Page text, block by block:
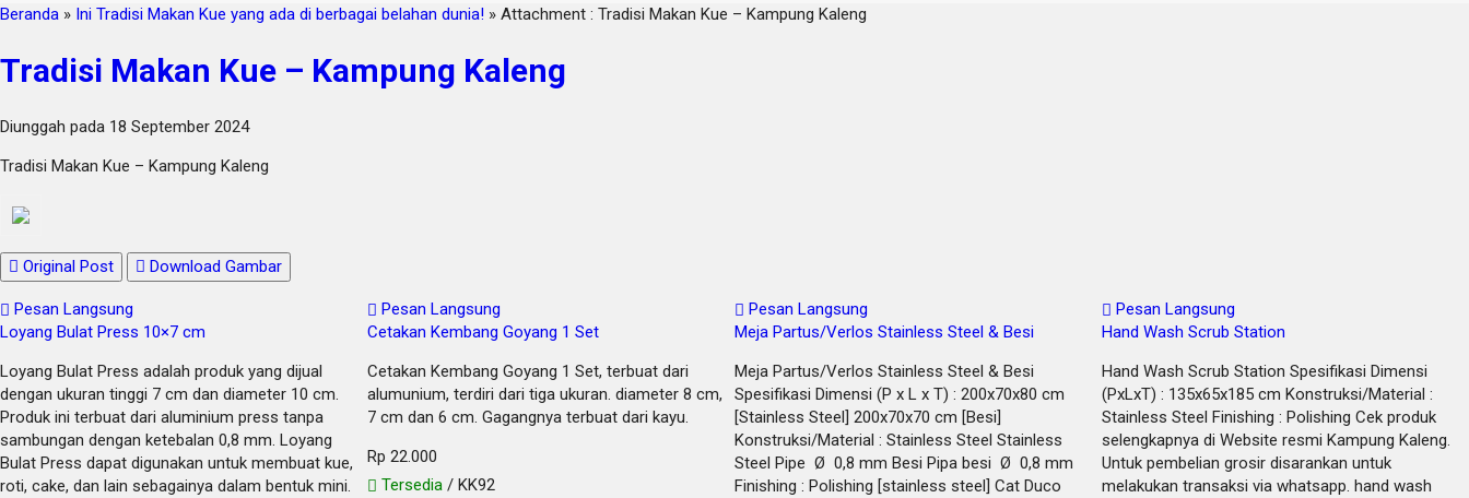
Beranda » Ini Tradisi Makan Kue yang ada di berbagai belahan dunia! » Attachment : Tradisi Makan Kue – Kampung Kaleng
Tradisi Makan Kue – Kampung Kaleng
Diunggah pada 18 September 2024
Tradisi Makan Kue – Kampung Kaleng
Original Post Download Gambar
Pesan Langsung
Loyang Bulat Press 10×7 cm
Loyang Bulat Press adalah produk yang dijual
dengan ukuran tinggi 7 cm dan diameter 10 cm.
Produk ini terbuat dari aluminium press tanpa
sambungan dengan ketebalan 0,8 mm. Loyang
Bulat Press dapat digunakan untuk membuat kue,
roti, cake, dan lain sebagainya dalam bentuk mini.
Pesan Langsung
Cetakan Kembang Goyang 1 Set
Cetakan Kembang Goyang 1 Set, terbuat dari
alumunium, terdiri dari tiga ukuran. diameter 8 cm,
7 cm dan 6 cm. Gagangnya terbuat dari kayu.
Rp 22.000
Tersedia / KK92
Pesan Langsung
Meja Partus/Verlos Stainless Steel & Besi
Meja Partus/Verlos Stainless Steel & Besi
Spesifikasi Dimensi (P x L x T) : 200x70x80 cm
[Stainless Steel] 200x70x70 cm [Besi]
Konstruksi/Material : Stainless Steel Stainless
Steel Pipe Ø 0,8 mm Besi Pipa besi Ø 0,8 mm
Finishing : Polishing [stainless steel] Cat Duco
Pesan Langsung
Hand Wash Scrub Station
Hand Wash Scrub Station Spesifikasi Dimensi
(PxLxT) : 135x65x185 cm Konstruksi/Material :
Stainless Steel Finishing : Polishing Cek produk
selengkapnya di Website resmi Kampung Kaleng.
Untuk pembelian grosir disarankan untuk
melakukan transaksi via whatsapp. hand wash